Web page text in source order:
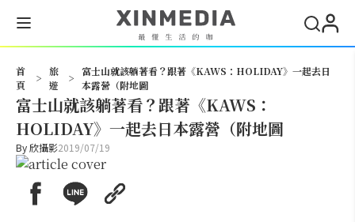
首
頁
>
旅
遊
>
富士山就該躺著看？跟著《KAWS：HOLIDAY》一起去日
本露營（附地圖
富士山就該躺著看？跟著《KAWS：
HOLIDAY》一起去日本露營（附地圖
By欣攝影2019/07/19